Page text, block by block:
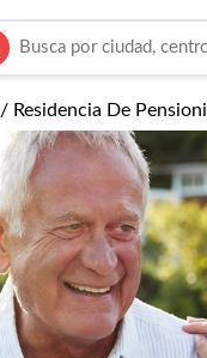
/ Residencia De